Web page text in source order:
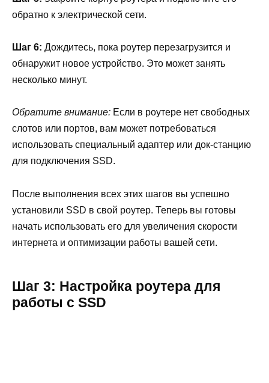
обратно к электрической сети.
Шаг 6: Дождитесь, пока роутер перезагрузится и
обнаружит новое устройство. Это может занять
несколько минут.
Обратите внимание: Если в роутере нет свободных
слотов или портов, вам может потребоваться
использовать специальный адаптер или док-станцию
для подключения SSD.
После выполнения всех этих шагов вы успешно
установили SSD в свой роутер. Теперь вы готовы
начать использовать его для увеличения скорости
интернета и оптимизации работы вашей сети.
Шаг 3: Настройка роутера для
работы с SSD